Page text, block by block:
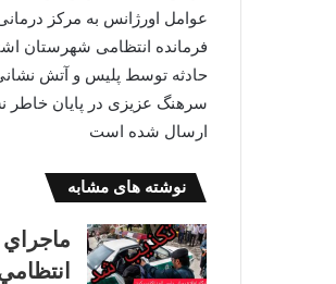
عوامل اورژانس به مرکز
فرمانده انتظامی شهرستان
حادثه توسط پلیس و آتش
سرهنگ عزیزی در پایان خاطر
ارسال شده است
نوشته های مشابه